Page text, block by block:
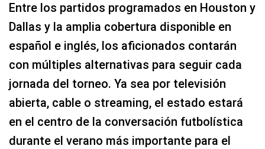
Entre los partidos programados en Houston y
Dallas y la amplia cobertura disponible en
español e inglés, los aficionados contarán
con múltiples alternativas para seguir cada
jornada del torneo. Ya sea por televisión
abierta, cable o streaming, el estado estará
en el centro de la conversación futbolística
durante el verano más importante para el